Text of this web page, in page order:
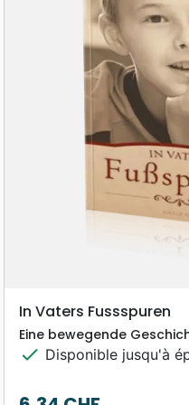
In Vaters Fussspuren
Eine bewegende
check Disponible jusqu'à